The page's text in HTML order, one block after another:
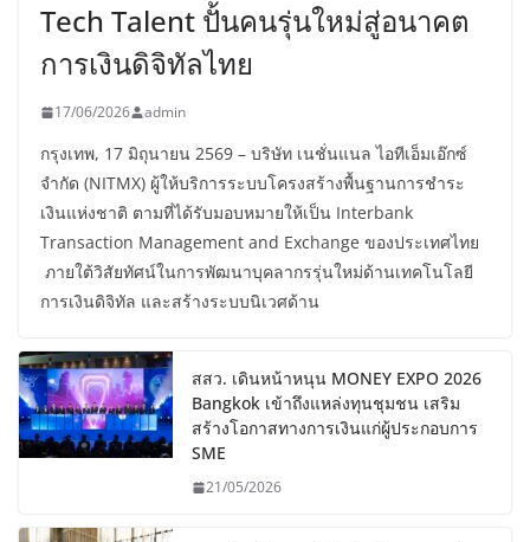
Tech Talent ปั้นคนรุ่นใหม่สู่อนาคต
การเงินดิจิทัลไทย
17/06/2026 admin
กรุงเทพ, 17 มิถุนายน 2569 – บริษัท เนชั่นแนล ไอทีเอ็มเอ๊กซ์
จำกัด (NITMX) ผู้ให้บริการระบบโครงสร้างพื้นฐานการชำระ
เงินแห่งชาติ ตามที่ได้รับมอบหมายให้เป็น Interbank
Transaction Management and Exchange ของประเทศไทย
ภายใต้วิสัยทัศน์ในการพัฒนาบุคลากรรุ่นใหม่ด้านเทคโนโลยี
การเงินดิจิทัล และสร้างระบบนิเวศด้าน
สสว. เดินหน้าหนุน MONEY EXPO 2026
Bangkok เข้าถึงแหล่งทุนชุมชน เสริม
สร้างโอกาสทางการเงินแก่ผู้ประกอบการ
SME
21/05/2026